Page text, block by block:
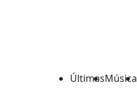
ÚltimasMúsica